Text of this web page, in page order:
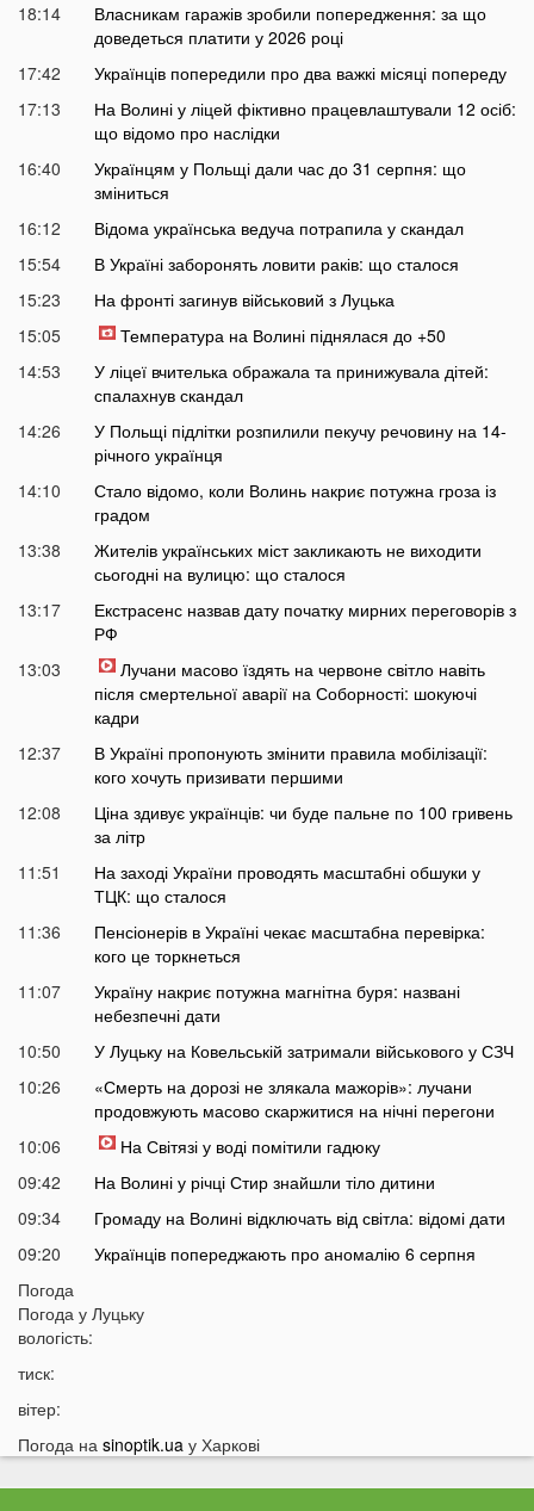
18:14
Власникам гаражів зробили попередження: за що
доведеться платити у 2026 році
17:42
Українців попередили про два важкі місяці попереду
17:13
На Волині у ліцей фіктивно працевлаштували 12 осіб:
що відомо про наслідки
16:40
Українцям у Польщі дали час до 31 серпня: що
зміниться
16:12
Відома українська ведуча потрапила у скандал
15:54
В Україні заборонять ловити раків: що сталося
15:23
На фронті загинув військовий з Луцька
15:05
Температура на Волині піднялася до +50
14:53
У ліцеї вчителька ображала та принижувала дітей:
спалахнув скандал
14:26
У Польщі підлітки розпилили пекучу речовину на 14-
річного українця
14:10
Стало відомо, коли Волинь накриє потужна гроза із
градом
13:38
Жителів українських міст закликають не виходити
сьогодні на вулицю: що сталося
13:17
Екстрасенс назвав дату початку мирних переговорів з
РФ
13:03
Лучани масово їздять на червоне світло навіть
після смертельної аварії на Соборності: шокуючі
кадри
12:37
В Україні пропонують змінити правила мобілізації:
кого хочуть призивати першими
12:08
Ціна здивує українців: чи буде пальне по 100 гривень
за літр
11:51
На заході України проводять масштабні обшуки у
ТЦК: що сталося
11:36
Пенсіонерів в Україні чекає масштабна перевірка:
кого це торкнеться
11:07
Україну накриє потужна магнітна буря: названі
небезпечні дати
10:50
У Луцьку на Ковельській затримали військового у СЗЧ
10:26
«Смерть на дорозі не злякала мажорів»: лучани
продовжують масово скаржитися на нічні перегони
10:06
На Світязі у воді помітили гадюку
09:42
На Волині у річці Стир знайшли тіло дитини
09:34
Громаду на Волині відключать від світла: відомі дати
09:20
Українців попереджають про аномалію 6 серпня
09:05
вважався зниклим безвісти
21:32
20:21
Ці продукти потрібно викинути через 48 годин: вони
можуть бути небезпечними
Погода
Погода у Луцьку
вологість:
тиск:
вітер:
Погода на sinoptik.ua у Харкові